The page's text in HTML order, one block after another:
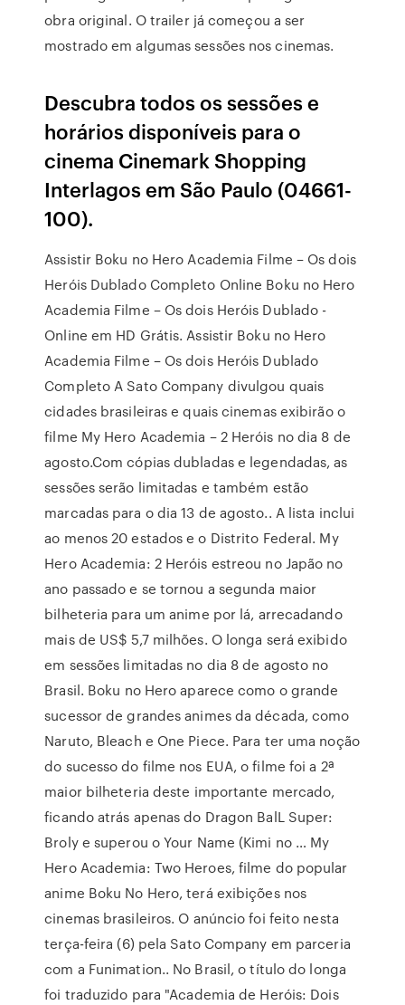
obra original. O trailer já começou a ser
mostrado em algumas sessões nos cinemas.
Descubra todos os sessões e
horários disponíveis para o
cinema Cinemark Shopping
Interlagos em São Paulo (04661-
100).
Assistir Boku no Hero Academia Filme – Os dois
Heróis Dublado Completo Online Boku no Hero
Academia Filme – Os dois Heróis Dublado -
Online em HD Grátis. Assistir Boku no Hero
Academia Filme – Os dois Heróis Dublado
Completo A Sato Company divulgou quais
cidades brasileiras e quais cinemas exibirão o
filme My Hero Academia – 2 Heróis no dia 8 de
agosto.Com cópias dubladas e legendadas, as
sessões serão limitadas e também estão
marcadas para o dia 13 de agosto.. A lista inclui
ao menos 20 estados e o Distrito Federal. My
Hero Academia: 2 Heróis estreou no Japão no
ano passado e se tornou a segunda maior
bilheteria para um anime por lá, arrecadando
mais de US$ 5,7 milhões. O longa será exibido
em sessões limitadas no dia 8 de agosto no
Brasil. Boku no Hero aparece como o grande
sucessor de grandes animes da década, como
Naruto, Bleach e One Piece. Para ter uma noção
do sucesso do filme nos EUA, o filme foi a 2ª
maior bilheteria deste importante mercado,
ficando atrás apenas do Dragon BalL Super:
Broly e superou o Your Name (Kimi no … My
Hero Academia: Two Heroes, filme do popular
anime Boku No Hero, terá exibições nos
cinemas brasileiros. O anúncio foi feito nesta
terça-feira (6) pela Sato Company em parceria
com a Funimation.. No Brasil, o título do longa
foi traduzido para "Academia de Heróis: Dois